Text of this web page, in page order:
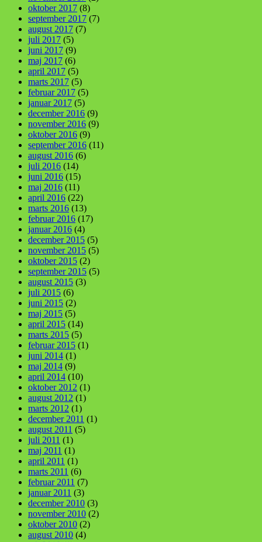
oktober 2017 (8)
september 2017 (7)
august 2017 (7)
juli 2017 (5)
juni 2017 (9)
maj 2017 (6)
april 2017 (5)
marts 2017 (5)
februar 2017 (5)
januar 2017 (5)
december 2016 (9)
november 2016 (9)
oktober 2016 (9)
september 2016 (11)
august 2016 (6)
juli 2016 (14)
juni 2016 (15)
maj 2016 (11)
april 2016 (22)
marts 2016 (13)
februar 2016 (17)
januar 2016 (4)
december 2015 (5)
november 2015 (5)
oktober 2015 (2)
september 2015 (5)
august 2015 (3)
juli 2015 (6)
juni 2015 (2)
maj 2015 (5)
april 2015 (14)
marts 2015 (5)
februar 2015 (1)
juni 2014 (1)
maj 2014 (9)
april 2014 (10)
oktober 2012 (1)
august 2012 (1)
marts 2012 (1)
december 2011 (1)
august 2011 (5)
juli 2011 (1)
maj 2011 (1)
april 2011 (1)
marts 2011 (6)
februar 2011 (7)
januar 2011 (3)
december 2010 (3)
november 2010 (2)
oktober 2010 (2)
august 2010 (4)